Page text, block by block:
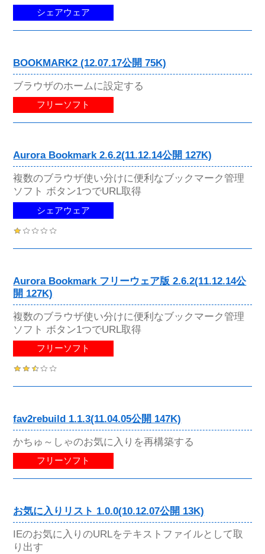
シェアウェア
BOOKMARK2 (12.07.17公開 75K)
ブラウザのホームに設定する
フリーソフト
Aurora Bookmark 2.6.2(11.12.14公開 127K)
複数のブラウザ使い分けに便利なブックマーク管理
ソフト ボタン1つでURL取得
シェアウェア
Aurora Bookmark フリーウェア版 2.6.2(11.12.14公
開 127K)
複数のブラウザ使い分けに便利なブックマーク管理
ソフト ボタン1つでURL取得
フリーソフト
fav2rebuild 1.1.3(11.04.05公開 147K)
かちゅ～しゃのお気に入りを再構築する
フリーソフト
お気に入りリスト 1.0.0(10.12.07公開 13K)
IEのお気に入りのURLをテキストファイルとして取
り出す